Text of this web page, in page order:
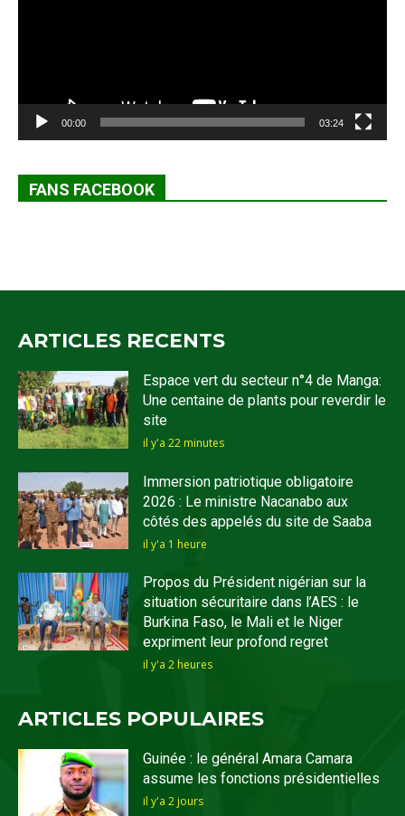
00:00 03:24
FANS FACEBOOK
ARTICLES RECENTS
Espace vert du secteur n°4 de Manga:
Une centaine de plants pour reverdir le
site
il y'a 22 minutes
Immersion patriotique obligatoire
2026 : Le ministre Nacanabo aux
côtés des appelés du site de Saaba
il y'a 1 heure
Propos du Président nigérian sur la
situation sécuritaire dans l’AES : le
Burkina Faso, le Mali et le Niger
expriment leur profond regret
il y'a 2 heures
ARTICLES POPULAIRES
Guinée : le général Amara Camara
assume les fonctions présidentielles
il y'a 2 jours